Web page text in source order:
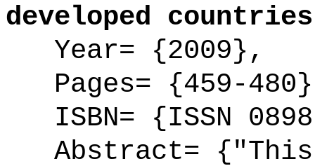
developed
Year= {2009},
Pages= {459-
ISBN= {ISSN
Abstract= {"This